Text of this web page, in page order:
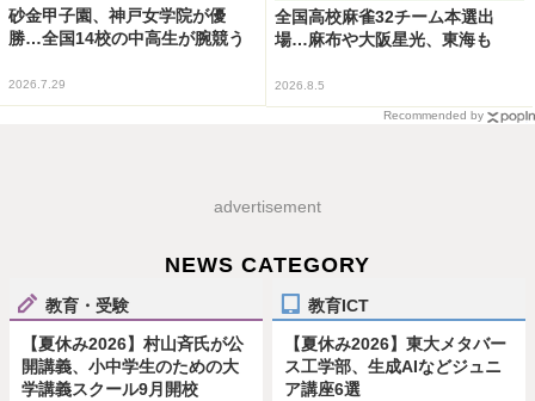
砂金甲子園、神戸女学院が優
勝…全国14校の中高生が腕競う
2026.7.29
全国高校麻雀32チーム本選出
場…麻布や大阪星光、東海も
2026.8.5
Recommended by
advertisement
NEWS CATEGORY
教育・受験
【夏休み2026】村山斉氏が公
開講義、小中学生のための大
学講義スクール9月開校
教育ICT
【夏休み2026】東大メタバー
ス工学部、生成AIなどジュニ
ア講座6選